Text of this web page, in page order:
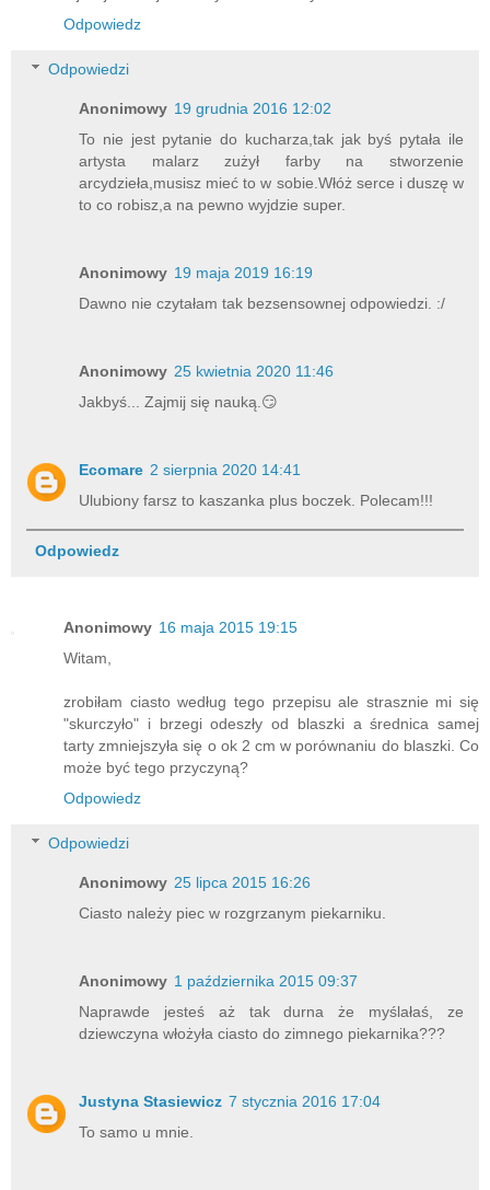
Odpowiedz
Odpowiedzi
Anonimowy 19 grudnia 2016 12:02
To nie jest pytanie do kucharza,tak jak byś pytała ile
artysta malarz zużył farby na stworzenie
arcydzieła,musisz mieć to w sobie.Włóż serce i duszę w
to co robisz,a na pewno wyjdzie super.
Anonimowy 19 maja 2019 16:19
Dawno nie czytałam tak bezsensownej odpowiedzi. :/
Anonimowy 25 kwietnia 2020 11:46
Jakbyś... Zajmij się nauką.😏
Ecomare 2 sierpnia 2020 14:41
Ulubiony farsz to kaszanka plus boczek. Polecam!!!
Odpowiedz
Anonimowy 16 maja 2015 19:15
Witam,
zrobiłam ciasto według tego przepisu ale strasznie mi się
"skurczyło" i brzegi odeszły od blaszki a średnica samej
tarty zmniejszyła się o ok 2 cm w porównaniu do blaszki. Co
może być tego przyczyną?
Odpowiedz
Odpowiedzi
Anonimowy 25 lipca 2015 16:26
Ciasto należy piec w rozgrzanym piekarniku.
Anonimowy 1 października 2015 09:37
Naprawde jesteś aż tak durna że myślałaś, ze
dziewczyna włożyła ciasto do zimnego piekarnika???
Justyna Stasiewicz 7 stycznia 2016 17:04
To samo u mnie.